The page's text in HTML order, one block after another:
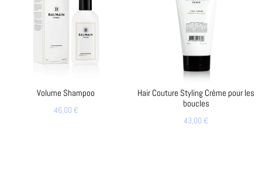
Volume Shampoo
46,00 €
Hair Couture Styling Crème pour les
boucles
43,00€